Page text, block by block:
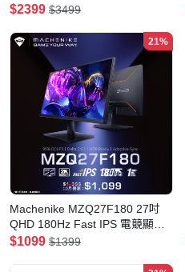
Type-C 電競顯示器
$2399 $3499
21%
Machenike MZQ27F180 27吋
QHD 180Hz Fast IPS 電競顯示
器(MO-MZ27180)
$1099 $1399